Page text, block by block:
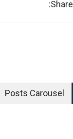
Share:
Posts Carousel